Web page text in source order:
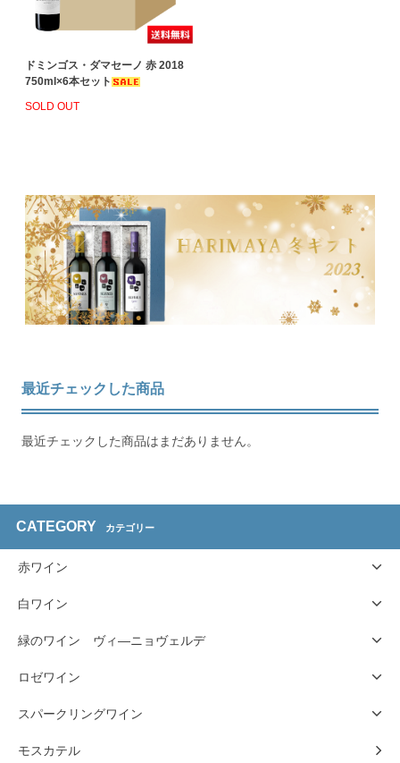
ドミンゴス・ダマセーノ 赤 2018
750ml×6本セット
SOLD OUT
最近チェックした商品
最近チェックした商品はまだありません。
CATEGORY カテゴリー
赤ワイン
白ワイン
緑のワイン ヴィ―ニョヴェルデ
ロゼワイン
スパークリングワイン
モスカテル